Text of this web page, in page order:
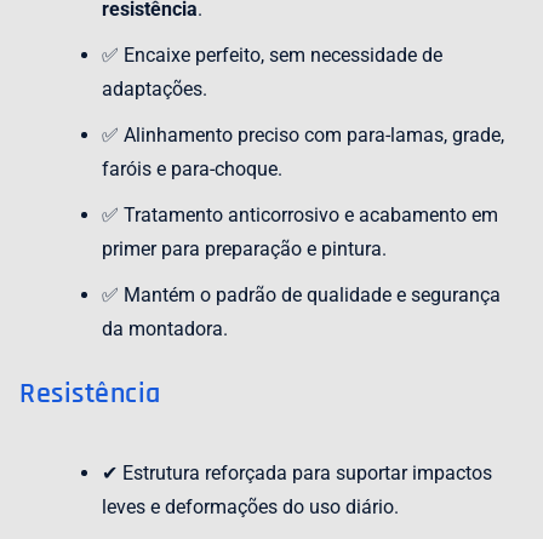
resistência.
✅ Encaixe perfeito, sem necessidade de
adaptações.
✅ Alinhamento preciso com para-lamas, grade,
faróis e para-choque.
✅ Tratamento anticorrosivo e acabamento em
primer para preparação e pintura.
✅ Mantém o padrão de qualidade e segurança
da montadora.
Resistência
✔ Estrutura reforçada para suportar impactos
leves e deformações do uso diário.